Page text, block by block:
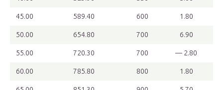
45.00 589.40 600 1.80
50.00 654.80 700 6.90
55.00 720.30 700 — 2.80
60.00 785.80 800 1.80